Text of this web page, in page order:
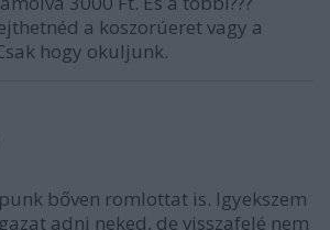
a koszorúeret vagy a
hogy okuljunk.
bőven romlottat is. Igyekszem
adni neked, de visszafelé nem